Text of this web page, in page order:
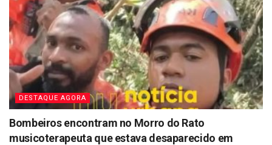
DESTAQUE AGORA
Bombeiros encontram no Morro do Rato
musicoterapeuta que estava desaparecido em